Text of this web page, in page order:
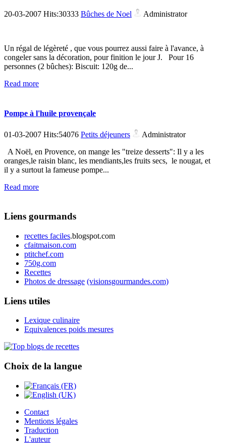
20-03-2007 Hits:30333 Bûches de Noel Administrator
Un régal de légèreté , que vous pourrez aussi faire à l'avance, à
congeler sans la décoration, pour finition le jour J. Pour 16
personnes (2 bûches): Biscuit: 120g de...
Read more
Pompe à l'huile provençale
01-03-2007 Hits:54076 Petits déjeuners
Administrator
A Noël, en Provence, on mange les "treize desserts": Il y a les
oranges,le raisin blanc, les mendiants,les fruits secs, le nougat, et
il y a surtout la fameuse pompe...
Read more
Liens gourmands
recettes faciles.blogspot.com
cfaitmaison.com
ptitchef.com
750g.com
Recettes
Photos de dressage (visionsgourmandes.com)
Liens utiles
Lexique culinaire
Equivalences poids mesures
Choix de la langue
Contact
Mentions légales
Traduction
L'auteur